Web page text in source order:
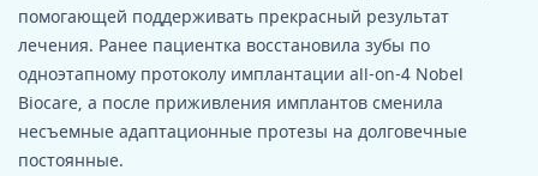
помогающей поддерживать прекрасный результат
лечения. Ранее пациентка восстановила зубы по
одноэтапному протоколу имплантации all-on-4 Nobel
Biocare, а после приживления имплантов сменила
несъемные адаптационные протезы на долговечные
постоянные.